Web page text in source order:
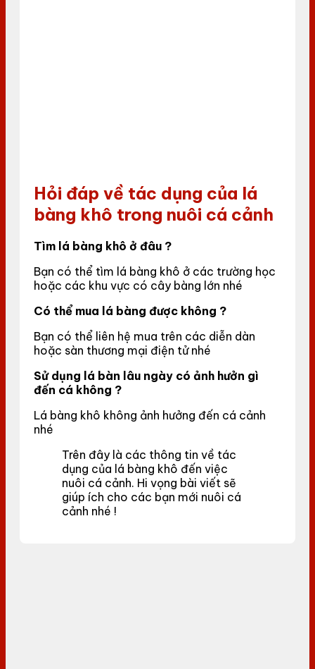
Hỏi đáp về tác dụng của lá
bàng khô trong nuôi cá cảnh
Tìm lá bàng khô ở đâu ?
Bạn có thể tìm lá bàng khô ở các trường học
hoặc các khu vực có cây bàng lớn nhé
Có thể mua lá bàng được không ?
Bạn có thể liên hệ mua trên các diễn dàn
hoặc sàn thương mại điện tử nhé
Sử dụng lá bàn lâu ngày có ảnh hưởn gì
đến cá không ?
Lá bàng khô không ảnh hưởng đến cá cảnh
nhé
Trên đây là các thông tin về tác
dụng của lá bàng khô đến việc
nuôi cá cảnh. Hi vọng bài viết sẽ
giúp ích cho các bạn mới nuôi cá
cảnh nhé !